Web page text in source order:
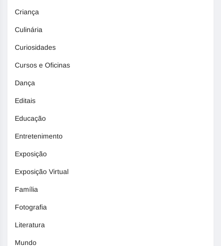
Criança
Culinária
Curiosidades
Cursos e Oficinas
Dança
Editais
Educação
Entretenimento
Exposição
Exposição Virtual
Família
Fotografia
Literatura
Mundo